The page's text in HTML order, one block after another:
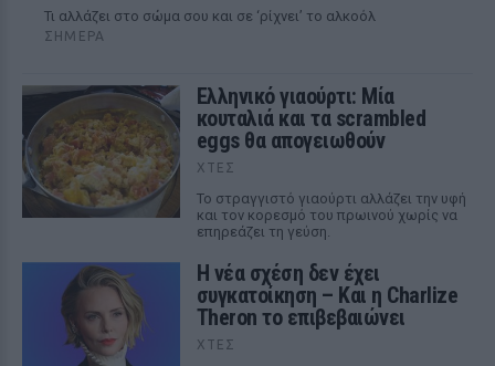
Τι αλλάζει στο σώμα σου και σε ‘ρίχνει’ το αλκοόλ
ΣΉΜΕΡΑ
Ελληνικό γιαούρτι: Μία
κουταλιά και τα scrambled
eggs θα απογειωθούν
ΧΤΕΣ
Το στραγγιστό γιαούρτι αλλάζει την υφή
και τον κορεσμό του πρωινού χωρίς να
επηρεάζει τη γεύση.
Η νέα σχέση δεν έχει
συγκατοίκηση – Και η Charlize
Theron το επιβεβαιώνει
ΧΤΕΣ